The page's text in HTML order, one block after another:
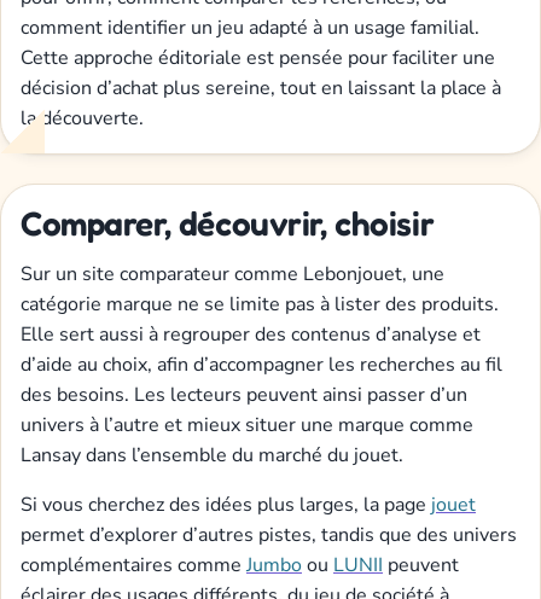
comment identifier un jeu adapté à un usage familial.
Cette approche éditoriale est pensée pour faciliter une
décision d’achat plus sereine, tout en laissant la place à
la découverte.
Comparer, découvrir, choisir
Sur un site comparateur comme Lebonjouet, une
catégorie marque ne se limite pas à lister des produits.
Elle sert aussi à regrouper des contenus d’analyse et
d’aide au choix, afin d’accompagner les recherches au fil
des besoins. Les lecteurs peuvent ainsi passer d’un
univers à l’autre et mieux situer une marque comme
Lansay dans l’ensemble du marché du jouet.
Si vous cherchez des idées plus larges, la page jouet
permet d’explorer d’autres pistes, tandis que des univers
complémentaires commeJumboou LUNII peuvent